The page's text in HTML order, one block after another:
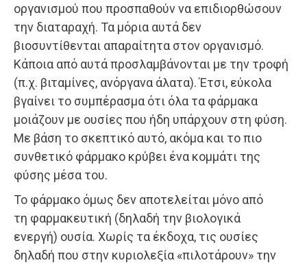
οργανισμού που προσπαθούν να επιδιορθώσουν
την διαταραχή. Τα μόρια αυτά δεν
βιοσυντίθενται απαραίτητα στον οργανισμό.
Κάποια από αυτά προσλαμβάνονται με την τροφή
(π.χ. βιταμίνες, ανόργανα άλατα). Έτσι, εύκολα
βγαίνει το συμπέρασμα ότι όλα τα φάρμακα
μοιάζουν με ουσίες που ήδη υπάρχουν στη φύση.
Με βάση το σκεπτικό αυτό, ακόμα και το πιο
συνθετικό φάρμακο κρύβει ένα κομμάτι της
φύσης μέσα του.
Το φάρμακο όμως δεν αποτελείται μόνο από
τη φαρμακευτική (δηλαδή την βιολογικά
ενεργή) ουσία. Χωρίς τα έκδοχα, τις ουσίες
δηλαδή που στην κυριολεξία «πιλοτάρουν» την